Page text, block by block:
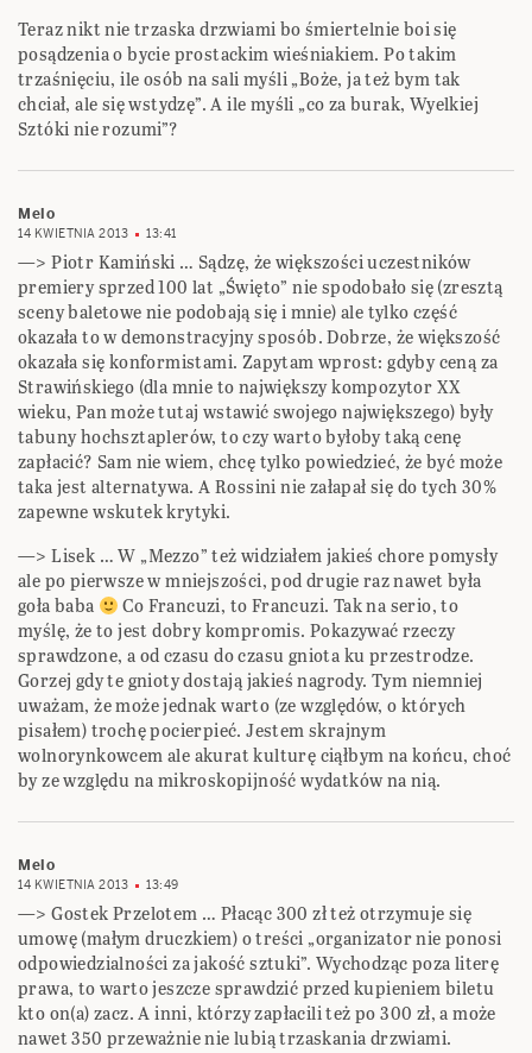
Teraz nikt nie trzaska drzwiami bo śmiertelnie boi się
posądzenia o bycie prostackim wieśniakiem. Po takim
trzaśnięciu, ile osób na sali myśli „Boże, ja też bym tak
chciał, ale się wstydzę”. A ile myśli „co za burak, Wyelkiej
Sztóki nie rozumi”?
Melo
14 KWIETNIA 2013 13:41
—> Piotr Kamiński … Sądzę, że większości uczestników
premiery sprzed 100 lat „Święto” nie spodobało się (zresztą
sceny baletowe nie podobają się i mnie) ale tylko część
okazała to w demonstracyjny sposób. Dobrze, że większość
okazała się konformistami. Zapytam wprost: gdyby ceną za
Strawińskiego (dla mnie to największy kompozytor XX
wieku, Pan może tutaj wstawić swojego największego) były
tabuny hochsztaplerów, to czy warto byłoby taką cenę
zapłacić? Sam nie wiem, chcę tylko powiedzieć, że być może
taka jest alternatywa. A Rossini nie załapał się do tych 30%
zapewne wskutek krytyki.
—> Lisek … W „Mezzo” też widziałem jakieś chore pomysły
ale po pierwsze w mniejszości, pod drugie raz nawet była
goła baba
Co Francuzi, to Francuzi. Tak na serio, to
myślę, że to jest dobry kompromis. Pokazywać rzeczy
sprawdzone, a od czasu do czasu gniota ku przestrodze.
Gorzej gdy te gnioty dostają jakieś nagrody. Tym niemniej
uważam, że może jednak warto (ze względów, o których
pisałem) trochę pocierpieć. Jestem skrajnym
wolnorynkowcem ale akurat kulturę ciąłbym na końcu, choć
by ze względu na mikroskopijność wydatków na nią.
Melo
14 KWIETNIA 2013 13:49
—> Gostek Przelotem … Płacąc 300 zł też otrzymuje się
umowę (małym druczkiem) o treści „organizator nie ponosi
odpowiedzialności za jakość sztuki”. Wychodząc poza literę
prawa, to warto jeszcze sprawdzić przed kupieniem biletu
kto on(a) zacz. A inni, którzy zapłacili też po 300 zł, a może
nawet 350 przeważnie nie lubią trzaskania drzwiami.